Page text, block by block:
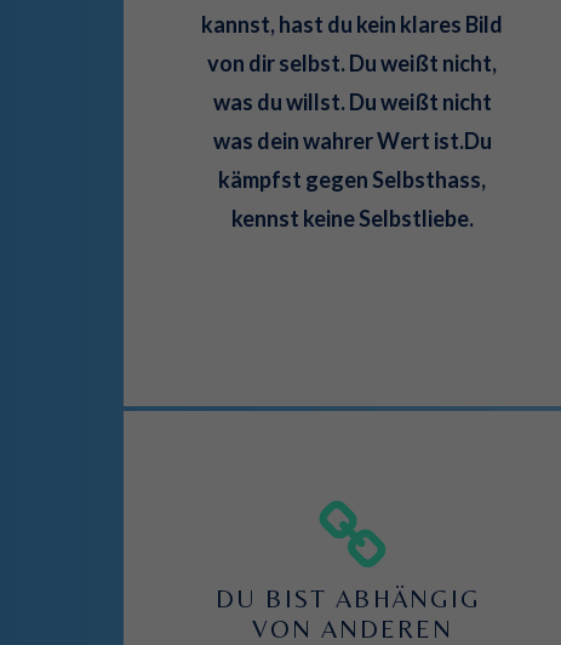
kannst, hast du kein klares Bild
von dir selbst. Du weißt nicht,
was du willst. Du weißt nicht
was dein wahrer Wert ist.Du
kämpfst gegen Selbsthass,
kennst keine Selbstliebe.
DU BIST ABHÄNGIG
VON ANDEREN